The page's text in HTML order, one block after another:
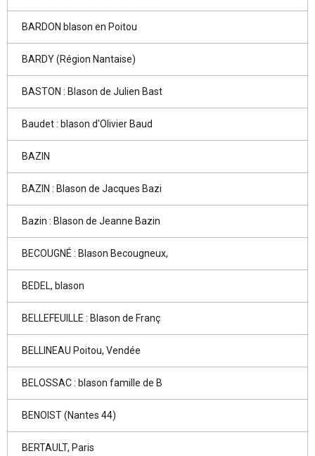
BARDON blason en Poitou
BARDY (Région Nantaise)
BASTON : Blason de Julien Bast
Baudet : blason d'Olivier Baud
BAZIN
BAZIN : Blason de Jacques Bazi
Bazin : Blason de Jeanne Bazin
BECOUGNÉ : Blason Becougneux,
BEDEL, blason
BELLEFEUILLE : Blason de Franç
BELLINEAU Poitou, Vendée
BELOSSAC : blason famille de B
BENOIST (Nantes 44)
BERTAULT, Paris